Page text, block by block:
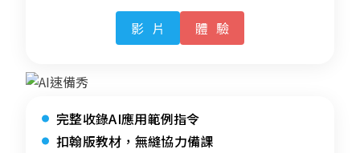
影片 體驗
完整收錄AI應用範例指令
扣翰版教材，無縫協力備課